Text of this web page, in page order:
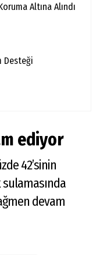
Altına Alındı
Desteği
ediyor
42’sinin
sulamasında
devam